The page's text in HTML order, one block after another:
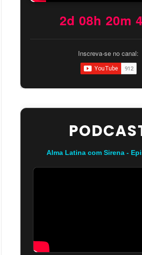
2d 08h 20m
Inscreva-se no canal:
Alma Latina com Sirena -